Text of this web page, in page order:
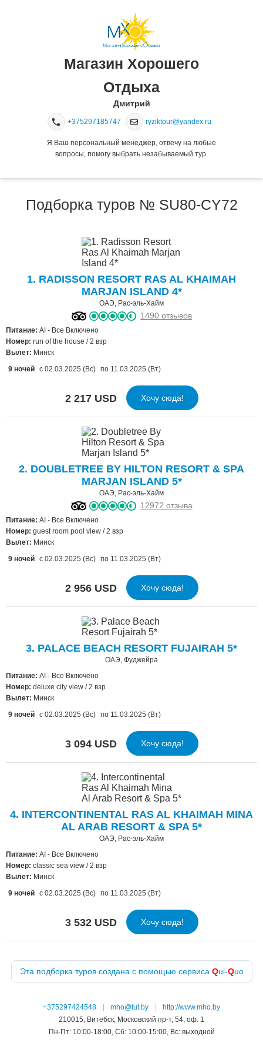
Магазин Хорошего
Отдыха
Дмитрий
+375297185747 ryziktour@yandex.ru
Я Ваш персональный менеджер, отвечу на любые
вопросы, помогу выбрать незабываемый тур.
Подборка туров № SU80-CY72
1. RADISSON RESORT RAS AL KHAIMAH
MARJAN ISLAND 4*
ОАЭ, Рас-эль-Хайм
1490 отзывов
Питание: AI - Все Включено
Номер: run of the house / 2 взр
Вылет: Минск
9 ночей с 02.03.2025 (Вс) по 11.03.2025 (Вт)
2 217 USD Хочу сюда!
2. DOUBLETREE BY HILTON RESORT & SPA
MARJAN ISLAND 5*
ОАЭ, Рас-эль-Хайм
12972 отзыва
Питание: AI - Все Включено
Номер: guest room pool view / 2 взр
Вылет: Минск
9 ночей с 02.03.2025 (Вс) по 11.03.2025 (Вт)
2 956 USD Хочу сюда!
3. PALACE BEACH RESORT FUJAIRAH 5*
ОАЭ, Фуджейра
Питание: AI - Все Включено
Номер: deluxe city view / 2 взр
Вылет: Минск
9 ночей с 02.03.2025 (Вс) по 11.03.2025 (Вт)
3 094 USD Хочу сюда!
4. INTERCONTINENTAL RAS AL KHAIMAH MINA
AL ARAB RESORT & SPA 5*
ОАЭ, Рас-эль-Хайм
Питание: AI - Все Включено
Номер: classic sea view / 2 взр
Вылет: Минск
9 ночей с 02.03.2025 (Вс) по 11.03.2025 (Вт)
3 532 USD Хочу сюда!
Эта подборка туров создана с помощью сервиса Qui-Quo
+375297424548 mho@tut.by
http://www.mho.by
210015, Витебск, Московский пр-т, 54, оф. 1
Пн-Пт: 10:00-18:00, Сб: 10:00-15:00, Вс: выходной